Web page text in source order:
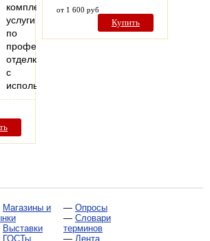
комплексные
услуги
по
профессиональной
отделке
с
использованием…
от 1 600 руб
Купить
Магазины и
Выставки
ГОСТы,
— Опросы
— Словари
терминов
— Лента